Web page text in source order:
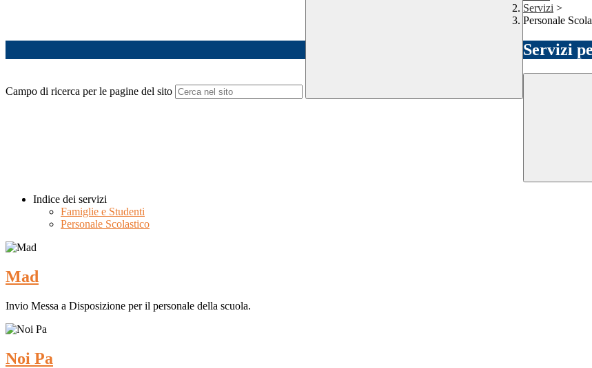
Campo di ricerca per le pagine del sito
Servizi >
Personale
Servizi
Indice dei servizi
Famiglie e Studenti
Personale Scolastico
Mad
Invio Messa a Disposizione per il personale della scuola.
Noi Pa